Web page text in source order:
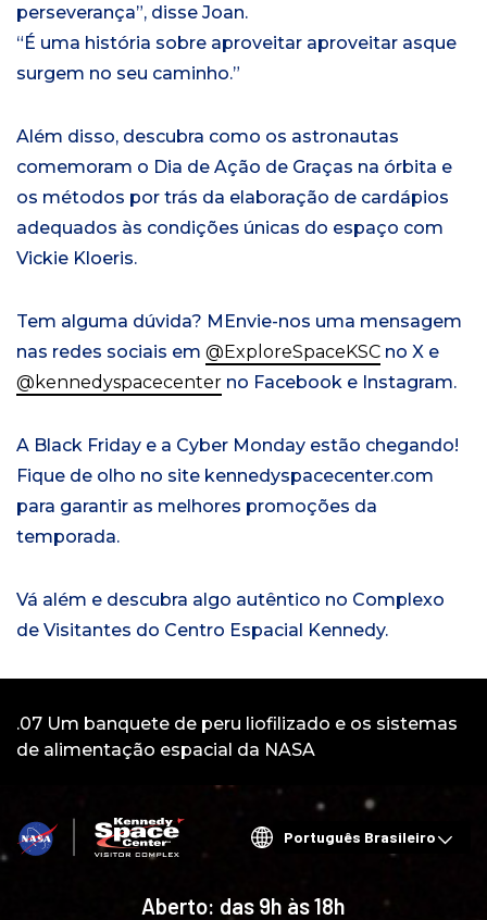
perseverança”, disse Joan.
“É uma história sobre aproveitar aproveitar asque
surgem no seu caminho.”
Além disso, descubra como os astronautas
comemoram o Dia de Ação de Graças na órbita e
os métodos por trás da elaboração de cardápios
adequados às condições únicas do espaço com
Vickie Kloeris.
Tem alguma dúvida? M Envie-nos uma mensagem
nas redes sociais em @ExploreSpaceKSC no X e
@kennedyspacecenter no Facebook e Instagram.
A Black Friday e a Cyber Monday estão chegando!
Fique de olho no site kennedyspacecenter.com
para garantir as melhores promoções da
temporada.
Vá além e descubra algo autêntico no Complexo
de Visitantes do Centro Espacial Kennedy.
Vídeo:
1
.07 Um banquete de peru liofilizado e os sistemas
de alimentação espacial da NASA
Choose
language
Aberto: das 9h às 18h